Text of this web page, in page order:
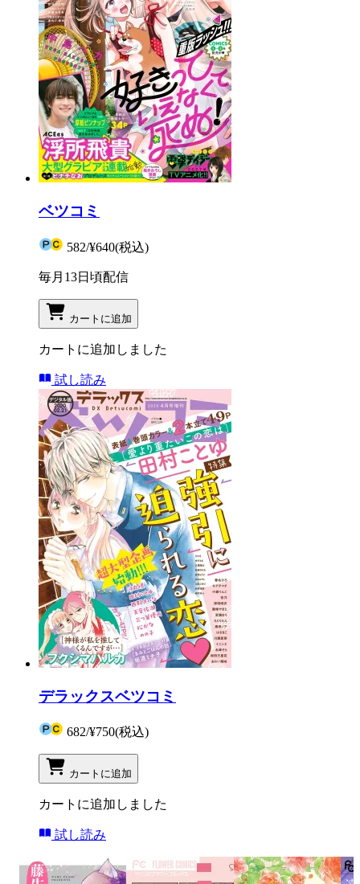
ベツコミ
582/¥640(税込)
毎月13日頃配信
カートに追加
カートに追加しました
試し読み
デラックスベツコミ
682/¥750(税込)
カートに追加
カートに追加しました
試し読み